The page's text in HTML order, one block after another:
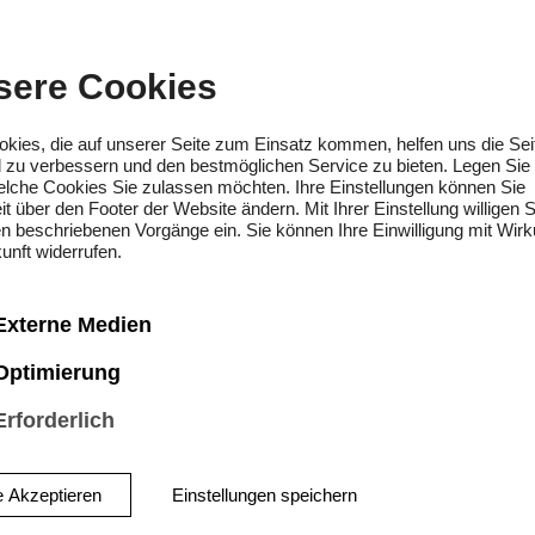
Cookies
die auf unserer Seite zum Einsatz kommen, helfen uns die
zu verbessern und den bestmöglichen Service zu bieten. Legen
Cookies Sie zulassen möchten. Ihre Einstellungen können Sie
über den Footer der Website ändern. Mit Ihrer Einstellung willigen
beschriebenen Vorgänge ein. Sie können Ihre Einwilligung mit
widerrufen.
Medien
Akzeptieren Einstellungen speichern
Gestik: Nils Niemann
Prof. Mechthild Karkow,
Monteverdi: Il ballo delle
Mai 1608 fand in Mantua eine
statt: Francesco
besiegelten den Bund ihrer
mit Musik,